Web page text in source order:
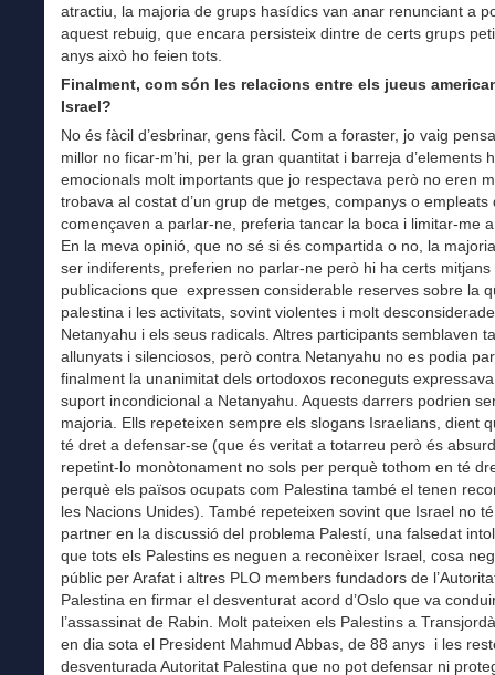
atractiu, la majoria de grups hasídics van anar renunciant a
aquest rebuig, que encara persisteix dintre de certs grups
anys això ho feien tots.
Finalment, com són les relacions entre els jueus
Israel?
No és fàcil d’esbrinar, gens fàcil. Com a foraster, jo vaig
millor no ficar-m’hi, per la gran quantitat i barreja d’elements
emocionals molt importants que jo respectava però no eren
trobava al costat d’un grup de metges, companys o empleats
començaven a parlar-ne, preferia tancar la boca i limitar-me
En la meva opinió, que no sé si és compartida o no, la
ser indiferents, preferien no parlar-ne però hi ha certs mitjans
publicacions que expressen considerable reserves sobre la
palestina i les activitats, sovint violentes i molt
Netanyahu i els seus radicals. Altres participants semblaven
allunyats i silenciosos, però contra Netanyahu no es podia
finalment la unanimitat dels ortodoxos reconeguts
suport incondicional a Netanyahu. Aquests darrers podrien
majoria. Ells repeteixen sempre els slogans Israelians, dient
té dret a defensar-se (que és veritat a totarreu però és
repetint-lo monòtonament no sols per perquè tothom en té
perquè els països ocupats com Palestina també el tenen
les Nacions Unides). També repeteixen sovint que Israel no
partner en la discussió del problema Palestí, una falsedat
que tots els Palestins es neguen a reconèixer Israel, cosa
públic per Arafat i altres PLO members fundadors de
Palestina en firmar el desventurat acord d’Oslo que va
l’assassinat de Rabin. Molt pateixen els Palestins a
en dia sota el President Mahmud Abbas, de 88 anys i les
desventurada Autoritat Palestina que no pot defensar ni